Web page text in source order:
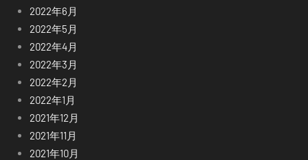
2022年6月
2022年5月
2022年4月
2022年3月
2022年2月
2022年1月
2021年12月
2021年11月
2021年10月